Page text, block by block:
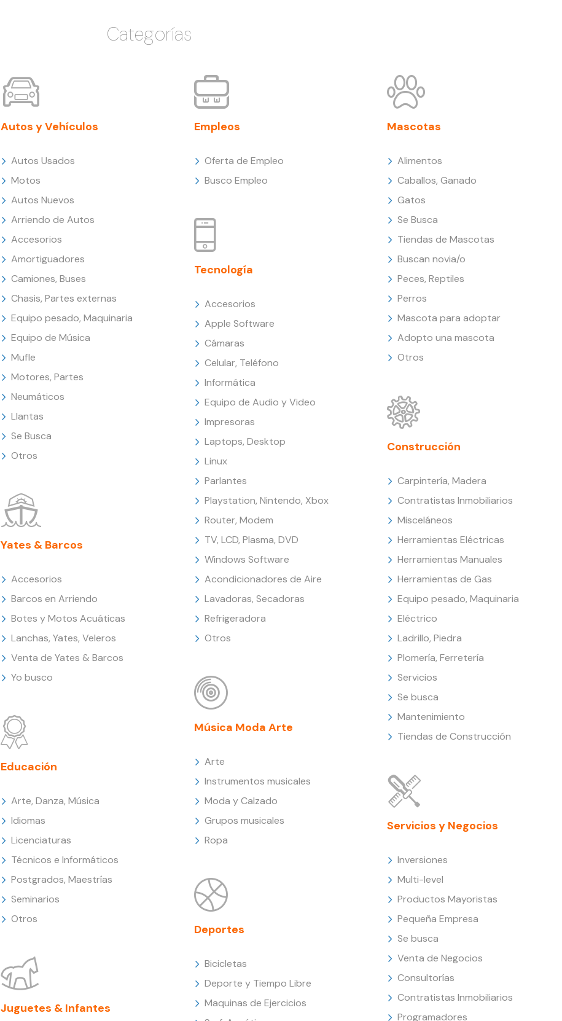
Categorías
Autos y Vehículos
Autos Usados
Motos
Autos Nuevos
Arriendo de Autos
Accesorios
Amortiguadores
Camiones, Buses
Chasis, Partes externas
Equipo pesado, Maquinaria
Equipo de Música
Mufle
Motores, Partes
Neumáticos
Llantas
Se Busca
Otros
Yates & Barcos
Accesorios
Barcos en Arriendo
Botes y Motos Acuáticas
Lanchas, Yates, Veleros
Venta de Yates & Barcos
Yo busco
Educación
Arte, Danza, Música
Idiomas
Licenciaturas
Técnicos e Informáticos
Postgrados, Maestrías
Seminarios
Otros
Juguetes & Infantes
Empleos
Oferta de Empleo
Busco Empleo
Tecnología
Accesorios
Apple Software
Cámaras
Celular, Teléfono
Informática
Equipo de Audio y Video
Impresoras
Laptops, Desktop
Linux
Parlantes
Playstation, Nintendo, Xbox
Router, Modem
TV, LCD, Plasma, DVD
Windows Software
Acondicionadores de Aire
Lavadoras, Secadoras
Refrigeradora
Otros
Música Moda Arte
Arte
Instrumentos musicales
Moda y Calzado
Grupos musicales
Ropa
Deportes
Bicicletas
Deporte y Tiempo Libre
Maquinas de Ejercicios
Mascotas
Alimentos
Caballos, Ganado
Gatos
Se Busca
Tiendas de Mascotas
Buscan novia/o
Peces, Reptiles
Perros
Mascota para adoptar
Adopto una mascota
Otros
Construcción
Carpintería, Madera
Contratistas Inmobiliarios
Misceláneos
Herramientas Eléctricas
Herramientas Manuales
Herramientas de Gas
Equipo pesado, Maquinaria
Eléctrico
Ladrillo, Piedra
Plomería, Ferretería
Servicios
Se busca
Mantenimiento
Tiendas de Construcción
Servicios y Negocios
Inversiones
Multi-level
Productos Mayoristas
Pequeña Empresa
Se busca
Venta de Negocios
Consultorías
Contratistas Inmobiliarios
Programadores